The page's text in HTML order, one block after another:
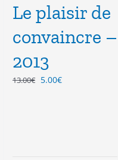
Le plaisir de
convaincre –
2013
13.00€ Le
5.00€Le